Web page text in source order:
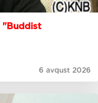
6 avqust 2026